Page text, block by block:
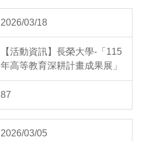
2026/03/18
【活動資訊】長榮大學-「115
年高等教育深耕計畫成果展」
87
2026/03/05